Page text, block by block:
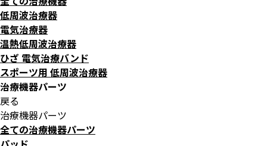
低周波治療器
電気治療器
温熱低周波治療器
ひざ 電気治療バンド
スポーツ用 低周波治療器
治療機器パーツ
戻る
治療機器パーツ
全ての治療機器パーツ